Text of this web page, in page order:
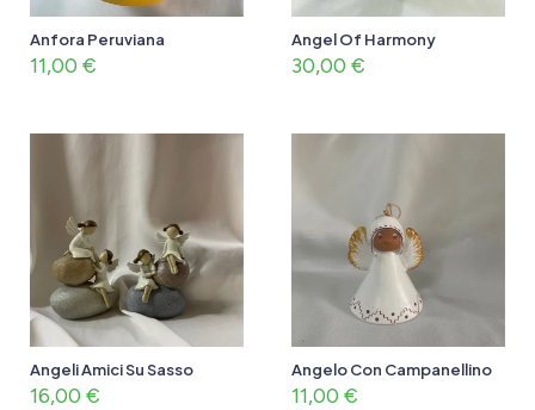
Anfora Peruviana
11,00 €
Angel Of Harmony
30,00 €
Angeli Amici Su Sasso
16,00 €
Angelo Con Campanellino
11,00 €